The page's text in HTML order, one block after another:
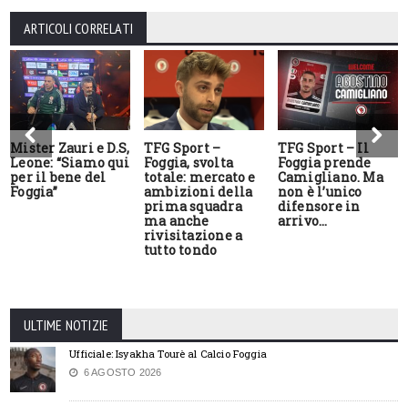
ARTICOLI CORRELATI
Mister Zauri e D.S,
Leone: “Siamo qui
per il bene del
Foggia”
TFG Sport –
Foggia, svolta
totale: mercato e
ambizioni della
prima squadra
ma anche
rivisitazione a
tutto tondo
TFG Sport – Il
Foggia prende
Camigliano. Ma
non è l’unico
difensore in
arrivo…
ULTIME NOTIZIE
Ufficiale: Isyakha Tourè al Calcio Foggia
6 AGOSTO 2026